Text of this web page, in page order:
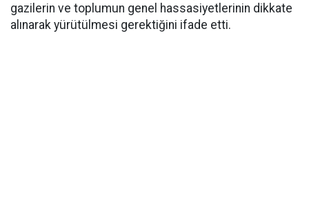
gazilerin ve toplumun genel hassasiyetlerinin dikkate
alınarak yürütülmesi gerektiğini ifade etti.